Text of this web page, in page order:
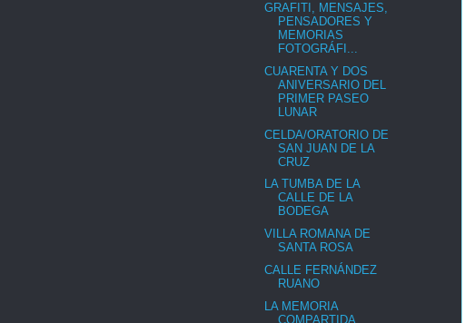
GRAFITI, MENSAJES,
PENSADORES Y
MEMORIAS
FOTOGRÁFI...
CUARENTA Y DOS
ANIVERSARIO DEL
PRIMER PASEO
LUNAR
CELDA/ORATORIO DE
SAN JUAN DE LA
CRUZ
LA TUMBA DE LA
CALLE DE LA
BODEGA
VILLA ROMANA DE
SANTA ROSA
CALLE FERNÁNDEZ
RUANO
LA MEMORIA
COMPARTIDA.